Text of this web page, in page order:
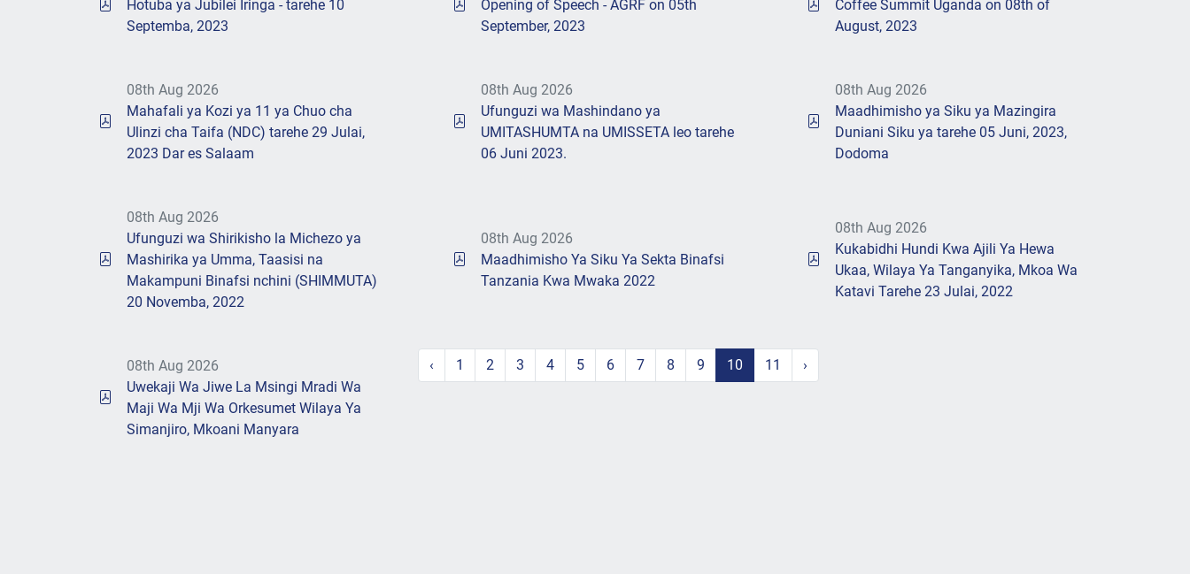
Hotuba ya Jubilei Iringa - tarehe 10
Septemba, 2023
Opening of Speech - AGRF on 05th
September, 2023
Coffee Summit Uganda on 08th of
August, 2023
08th Aug 2026
Mahafali ya Kozi ya 11 ya Chuo cha
Ulinzi cha Taifa (NDC) tarehe 29 Julai,
2023 Dar es Salaam
08th Aug 2026
Ufunguzi wa Mashindano ya
UMITASHUMTA na UMISSETA leo tarehe
06 Juni 2023.
08th Aug 2026
Maadhimisho ya Siku ya Mazingira
Duniani Siku ya tarehe 05 Juni, 2023,
Dodoma
08th Aug 2026
Ufunguzi wa Shirikisho la Michezo ya
Mashirika ya Umma, Taasisi na
Makampuni Binafsi nchini (SHIMMUTA)
20 Novemba, 2022
08th Aug 2026
Maadhimisho Ya Siku Ya Sekta Binafsi
Tanzania Kwa Mwaka 2022
08th Aug 2026
Kukabidhi Hundi Kwa Ajili Ya Hewa
Ukaa, Wilaya Ya Tanganyika, Mkoa Wa
Katavi Tarehe 23 Julai, 2022
08th Aug 2026
Uwekaji Wa Jiwe La Msingi Mradi Wa
Maji Wa Mji Wa Orkesumet Wilaya Ya
Simanjiro, Mkoani Manyara
‹ 1 2 3 4 5 6 7 8 9 10 11 ›